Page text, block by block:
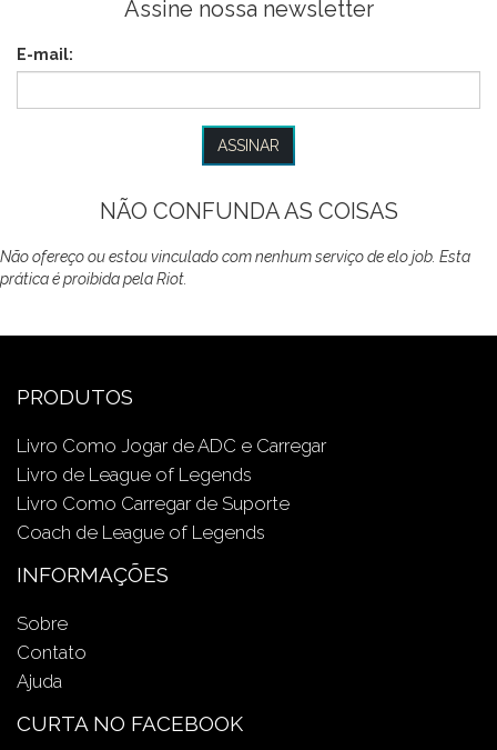
Assine nossa newsletter
E-mail:
NÃO CONFUNDA AS COISAS
Não ofereço ou estou vinculado com nenhum serviço de elo job. Esta
prática é proibida pela Riot.
PRODUTOS
Livro Como Jogar de ADC e Carregar
Livro de League of Legends
Livro Como Carregar de Suporte
Coach de League of Legends
INFORMAÇÕES
Sobre
Contato
Ajuda
CURTA NO FACEBOOK